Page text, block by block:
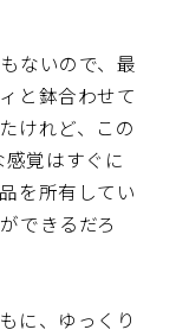
ないので、最
と鉢合わせて
けれど、この
感覚はすぐに
を所有してい
できるだろ
に、ゆっくり